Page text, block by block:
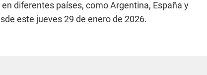
en diferentes países, como Argentina, España y
este jueves 29 de enero de 2026.